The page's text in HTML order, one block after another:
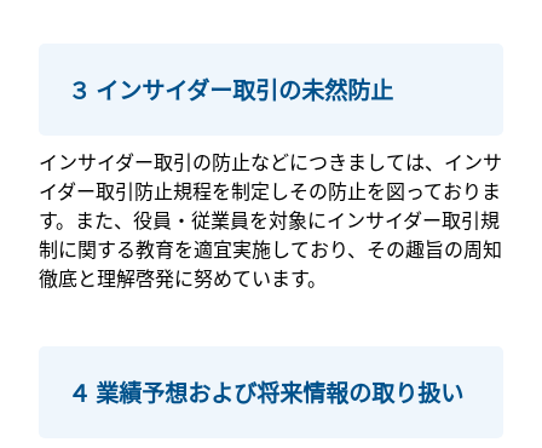
３ インサイダー取引の未然防止
インサイダー取引の防止などにつきましては、インサ
イダー取引防止規程を制定しその防止を図っておりま
す。また、役員・従業員を対象にインサイダー取引規
制に関する教育を適宜実施しており、その趣旨の周知
徹底と理解啓発に努めています。
４ 業績予想および将来情報の取り扱い